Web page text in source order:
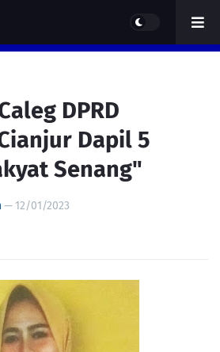
DPRD
Dapil 5
Senang"
— 12/01/2023